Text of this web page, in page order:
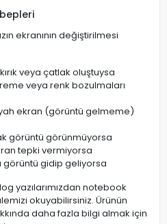
ekranının değiştirilmesi
veya çatlak oluştuysa
veya renk bozulmaları
ekran (görüntü gelmeme)
görüntü görünmüyorsa
tepki vermiyorsa
görüntü gidip geliyorsa
yazılarımızdan notebook
okuyabilirsiniz. Ürünün
daha fazla bilgi almak için